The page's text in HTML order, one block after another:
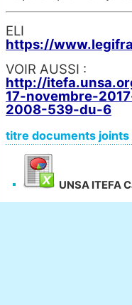
https://
VOIR AUSSI :
http://
17-novembre-
2008-539-du-6
titre documents joints
UNSA ITEFA